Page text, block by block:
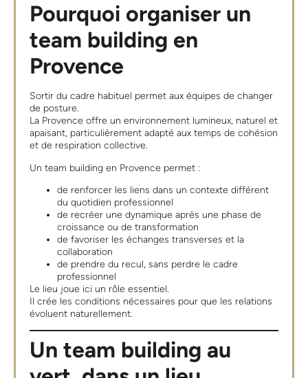
Pourquoi organiser un
team building en
Provence
Sortir du cadre habituel permet aux équipes de changer
de posture.
La Provence offre un environnement lumineux, naturel et
apaisant, particulièrement adapté aux temps de cohésion
et de respiration collective.
Un team building en Provence permet :
de renforcer les liens dans un contexte différent
du quotidien professionnel
de recréer une dynamique après une phase de
croissance ou de transformation
de favoriser les échanges transverses et la
collaboration
de prendre du recul, sans perdre le cadre
professionnel
Le lieu joue ici un rôle essentiel.
Il crée les conditions nécessaires pour que les relations
évoluent naturellement.
Un team building au